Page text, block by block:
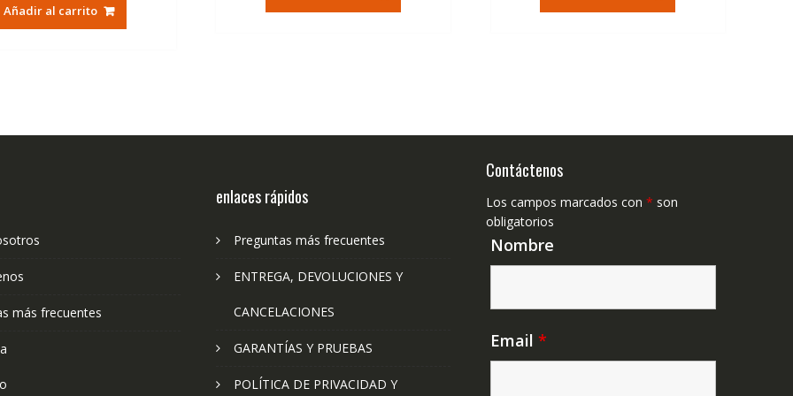
era:
es:
Añadir al carrito
era:
es:
era:
es:
más frecuentes
enlaces rápidos
Preguntas más frecuentes
ENTREGA, DEVOLUCIONES Y
CANCELACIONES
GARANTÍAS Y PRUEBAS
POLÍTICA DE PRIVACIDAD Y
Contáctenos
Los campos marcados con * son
obligatorios
Nombre
Email *